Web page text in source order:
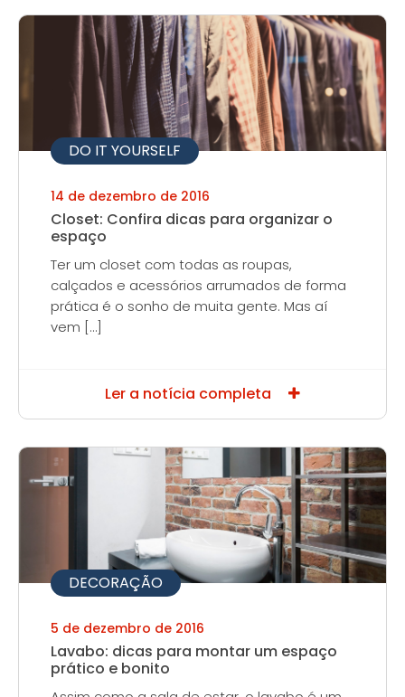
DO IT YOURSELF
14 de dezembro de 2016
Closet: Confira dicas para organizar o
espaço
Ter um closet com todas as roupas,
calçados e acessórios arrumados de forma
prática é o sonho de muita gente. Mas aí
vem […]
Ler a notícia completa
DECORAÇÃO
5 de dezembro de 2016
Lavabo: dicas para montar um espaço
prático e bonito